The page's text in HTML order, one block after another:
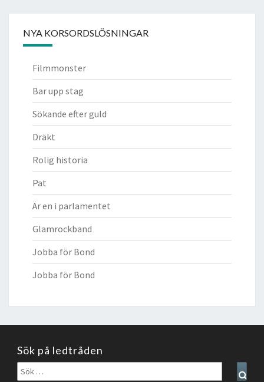
NYA KORSORDSLÖSNINGAR
Filmmonster
Bar upp stag
Sökande efter guld
Dräkt
Rolig historia
Pat
Är en i parlamentet
Glamrockband
Jobba för Bond
Jobba för Bond
Sök på ledtråden
Sök
efter: